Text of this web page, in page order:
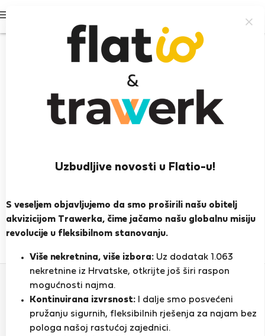
Uzbudljive novosti u Flatio-u!
S veseljem objavljujemo da smo proširili našu obitelj
akvizicijom Trawerka, čime jačamo našu globalnu misiju
revolucije u fleksibilnom stanovanju.
Više nekretnina, više izbora: Uz dodatak 1.063
nekretnine iz Hrvatske, otkrijte još širi raspon
mogućnosti najma.
Kontinuirana izvrsnost: I dalje smo posvećeni
pružanju sigurnih, fleksibilnih rješenja za najam bez
pologa našoj rastućoj zajednici.
Alberto M.
PRIKAŽI ŽIVOTOPIS
Ocjena i reference
0
Ocjena